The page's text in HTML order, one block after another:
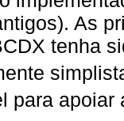
As
tenha
para apoiar